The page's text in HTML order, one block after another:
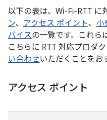
以下の表は、Wi-Fi-RTT に
ン、 アクセス ポイント、 小
バイスの一覧です。これら
こちらに RTT 対応プロダ
い合わせいただくことをお
アクセス ポイント